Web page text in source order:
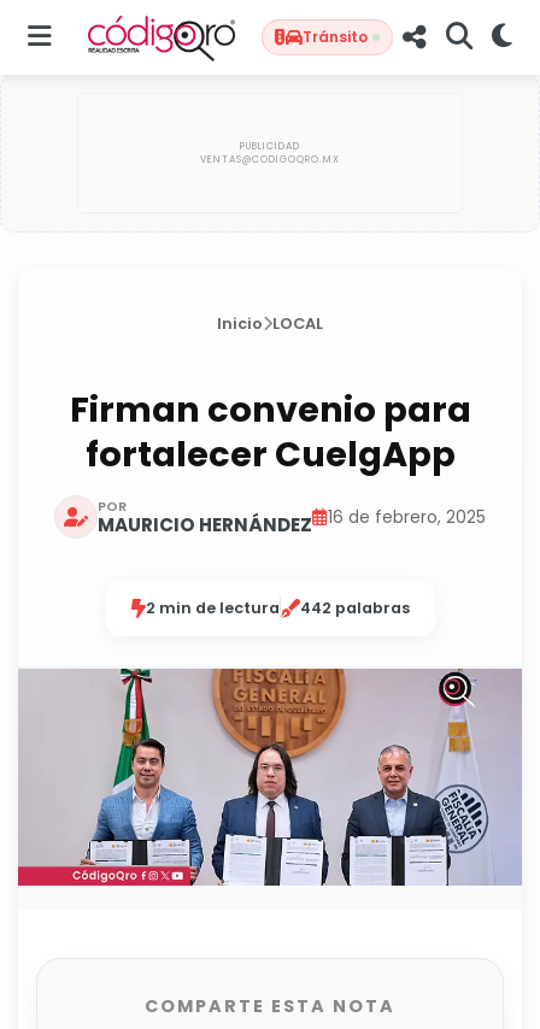
Tránsito
Inicio LOCAL
Firman convenio para
fortalecer CuelgApp
POR
MAURICIO HERNÁNDEZ 16 de febrero, 2025
2 min de lectura 442 palabras
COMPARTE ESTA NOTA